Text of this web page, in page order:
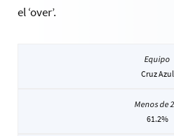
el ‘over’.
Cruz Azul
61.2%